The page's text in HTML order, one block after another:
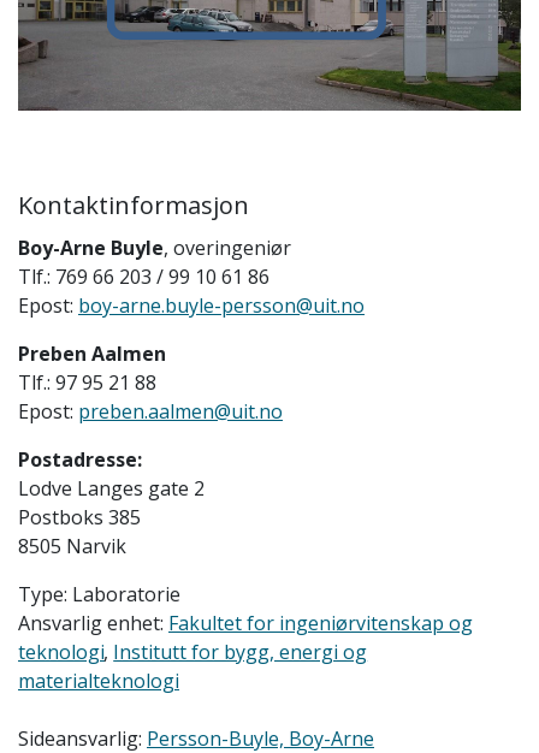
Kontaktinformasjon
Boy-Arne Buyle, overingeniør
Tlf.: 769 66 203 / 99 10 61 86
Epost: boy-arne.buyle-persson@uit.no
Preben Aalmen
Tlf.: 97 95 21 88
Epost: preben.aalmen@uit.no
Postadresse:
Lodve Langes gate 2
Postboks 385
8505 Narvik
Type: Laboratorie
Ansvarlig enhet: Fakultet for ingeniørvitenskap og
teknologi Institutt for bygg, energi og
materialteknologi
Sideansvarlig: Persson-Buyle, Boy-Arne